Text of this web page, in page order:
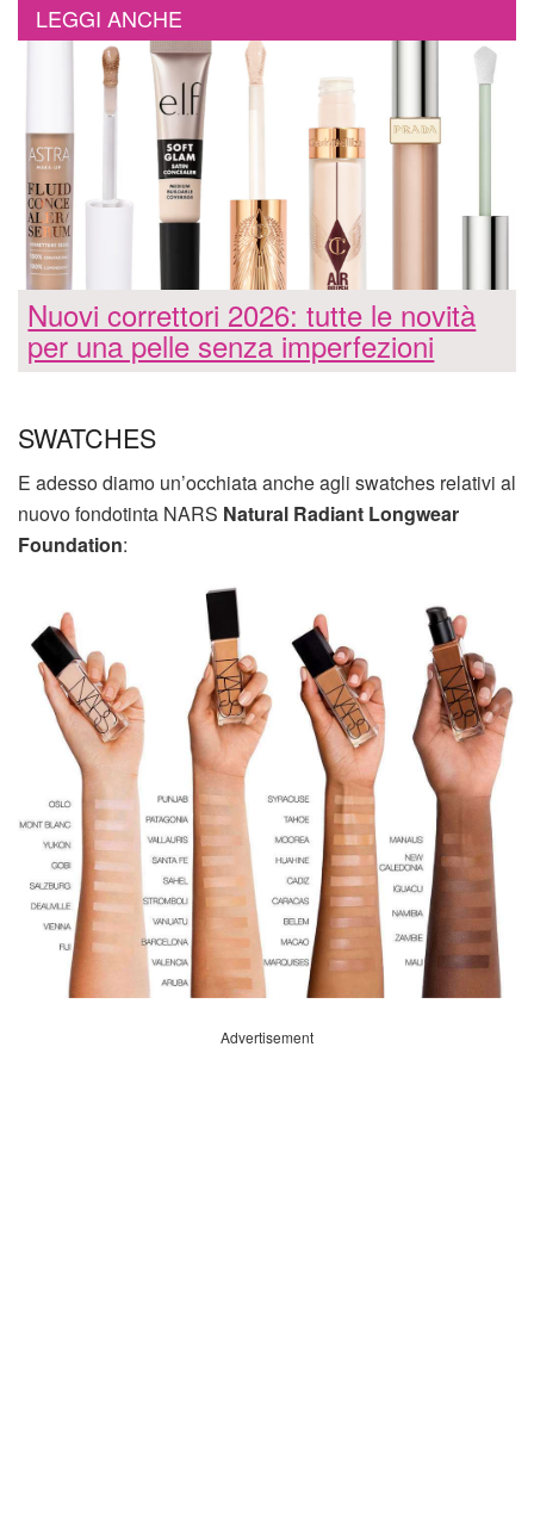
LEGGI ANCHE
Nuovi correttori 2026: tutte le novità
per una pelle senza imperfezioni
SWATCHES
E adesso diamo un’occhiata anche agli swatches relativi al
nuovo fondotinta NARS Natural Radiant Longwear
Foundation:
Advertisement